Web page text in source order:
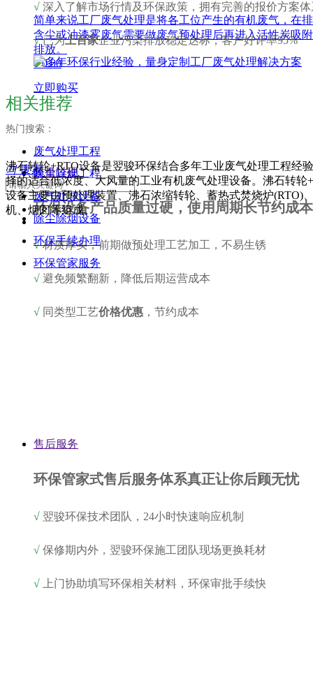
简单来说工厂废气处理是将各工位产生的有机废气，在
含尘或油漆雾废气需要做废气预处理后再进入活性炭吸
排放。
¥ 0.00
立即购买
√ 深入了解市场行情及环保政策，拥有完善的报价方案体
√已为上百家企业污染排放稳定达标，客户好评率95%
质量过硬
环保设备产品质量过硬，使用周期长节约成本
√材质厚实，前期做预处理工艺加工，不易生锈
√ 避免频繁翻新，降低后期运营成本
√ 同类型工艺价格优惠 ，节约成本
售后服务
环保管家式售后服务体系真正让你后顾无忧
√ 翌骏环保技术团队，24小时快速响应机制
√ 保修期内外，翌骏环保施工团队现场更换耗材
√ 上门协助填写环保相关材料，环保审批手续快
相关推荐
热门搜索：
废气处理工程
除尘除烟工程
废气处理设备
除尘除烟设备
环保手续办理
环保管家服务
끠 搜索
沸石转轮+RTO设备是翌骏环保结合多年工业废气处理工程经
择的适合低浓度、大风量的工业有机废气处理设备。沸石转轮
设备主要由预处理装置、沸石浓缩转轮、蓄热式焚烧炉(RTO)
机、烟囱等组成。